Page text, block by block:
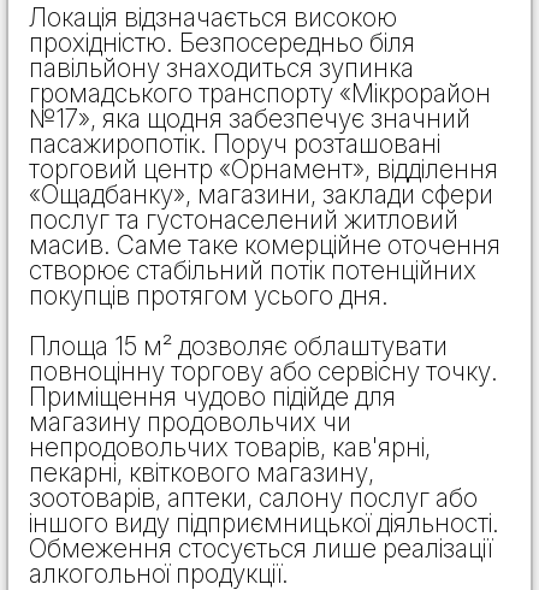
Локація відзначається високою
прохідністю. Безпосередньо біля
павільйону знаходиться зупинка
громадського транспорту «Мікрорайон
№17», яка щодня забезпечує значний
пасажиропотік. Поруч розташовані
торговий центр «Орнамент», відділення
«Ощадбанку», магазини, заклади сфери
послуг та густонаселений житловий
масив. Саме таке комерційне оточення
створює стабільний потік потенційних
покупців протягом усього дня.
Площа 15 м² дозволяє облаштувати
повноцінну торгову або сервісну точку.
Приміщення чудово підійде для
магазину продовольчих чи
непродовольчих товарів, кав'ярні,
пекарні, квіткового магазину,
зоотоварів, аптеки, салону послуг або
іншого виду підприємницької діяльності.
Обмеження стосується лише реалізації
алкогольної продукції.